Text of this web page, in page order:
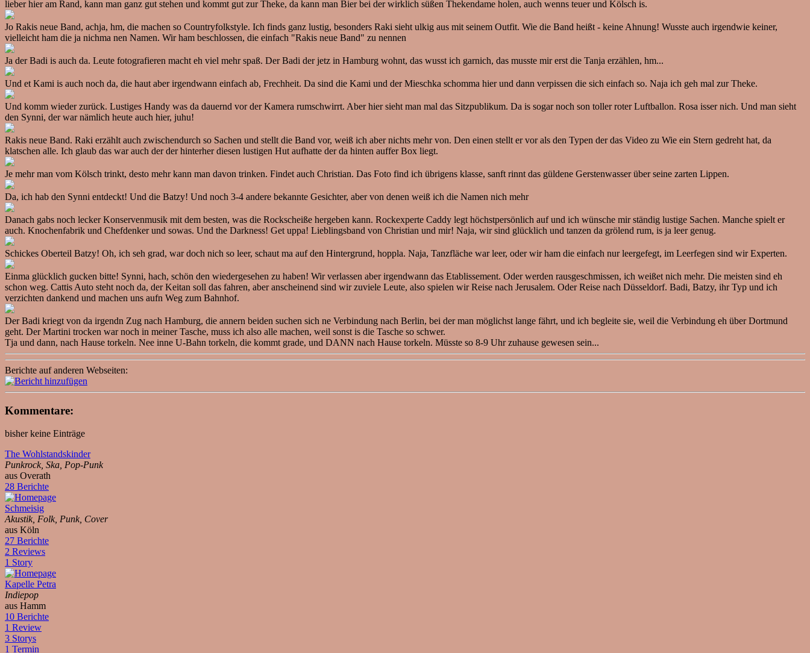
lieber hier am Rand, kann man ganz gut stehen und kommt gut zur Theke, da kann man Bier bei der wirklich süßen Thekendame holen, auch wenns teuer und Kölsch is.
Jo Rakis neue Band, achja, hm, die machen so Countryfolkstyle. Ich finds ganz lustig, besonders Raki sieht ulkig aus mit seinem Outfit. Wie die Band heißt - keine Ahnung! Wusste auch irgendwie keiner,
vielleicht ham die ja nichma nen Namen. Wir ham beschlossen, die einfach "Rakis neue Band" zu nennen
Ja der Badi is auch da. Leute fotografieren macht eh viel mehr spaß. Der Badi der jetz in Hamburg wohnt, das wusst ich garnich, das musste mir erst die Tanja erzählen, hm...
Und et Kami is auch noch da, die haut aber irgendwann einfach ab, Frechheit. Da sind die Kami und der Mieschka schomma hier und dann verpissen die sich einfach so. Naja ich geh mal zur Theke.
Und komm wieder zurück. Lustiges Handy was da dauernd vor der Kamera rumschwirrt. Aber hier sieht man mal das Sitzpublikum. Da is sogar noch son toller roter Luftballon. Rosa isser nich. Und man sieht
den Synni, der war nämlich heute auch hier, juhu!
Rakis neue Band. Raki erzählt auch zwischendurch so Sachen und stellt die Band vor, weiß ich aber nichts mehr von. Den einen stellt er vor als den Typen der das Video zu Wie ein Stern gedreht hat, da
klatschen alle. Ich glaub das war auch der der hinterher diesen lustigen Hut aufhatte der da hinten auffer Box liegt.
Je mehr man vom Kölsch trinkt, desto mehr kann man davon trinken. Findet auch Christian. Das Foto find ich übrigens klasse, sanft rinnt das güldene Gerstenwasser über seine zarten Lippen.
Da, ich hab den Synni entdeckt! Und die Batzy! Und noch 3-4 andere bekannte Gesichter, aber von denen weiß ich die Namen nich mehr
Danach gabs noch lecker Konservenmusik mit dem besten, was die Rockscheiße hergeben kann. Rockexperte Caddy legt höchstpersönlich auf und ich wünsche mir ständig lustige Sachen. Manche spielt er
auch. Knochenfabrik und Chefdenker und sowas. Und the Darkness! Get uppa! Lieblingsband von Christian und mir! Naja, wir sind glücklich und tanzen da grölend rum, is ja leer genug.
Schickes Oberteil Batzy! Oh, ich seh grad, war doch nich so leer, schaut ma auf den Hintergrund, hoppla. Naja, Tanzfläche war leer, oder wir ham die einfach nur leergefegt, im Leerfegen sind wir Experten.
Einma glücklich gucken bitte! Synni, hach, schön den wiedergesehen zu haben! Wir verlassen aber irgendwann das Etablissement. Oder werden rausgeschmissen, ich weißet nich mehr. Die meisten sind eh
schon weg. Cattis Auto steht noch da, der Keitan soll das fahren, aber anscheinend sind wir zuviele Leute, also spielen wir Reise nach Jerusalem. Oder Reise nach Düsseldorf. Badi, Batzy, ihr Typ und ich
verzichten dankend und machen uns aufn Weg zum Bahnhof.
Der Badi kriegt von da irgendn Zug nach Hamburg, die annern beiden suchen sich ne Verbindung nach Berlin, bei der man möglichst lange fährt, und ich begleite sie, weil die Verbindung eh über Dortmund
geht. Der Martini trocken war noch in meiner Tasche, muss ich also alle machen, weil sonst is die Tasche so schwer.
Tja und dann, nach Hause torkeln. Nee inne U-Bahn torkeln, die kommt grade, und DANN nach Hause torkeln. Müsste so 8-9 Uhr zuhause gewesen sein...
Berichte auf anderen Webseiten:
Kommentare:
bisher keine Einträge
The Wohlstandskinder
Punkrock, Ska, Pop-Punk
aus Overath
28 Berichte
Schmeisig
Akustik, Folk, Punk, Cover
aus Köln
27 Berichte
2 Reviews
1 Story
Kapelle Petra
Indiepop
aus Hamm
10 Berichte
1 Review
3 Storys
1 Termin